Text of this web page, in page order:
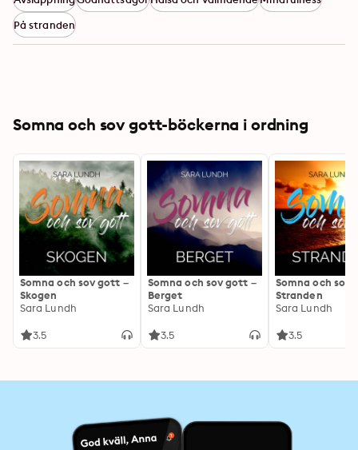
På stranden
Somna och sov gott-böckerna i ordning
Somna och sov gott –
Skogen
Sara Lundh
3.5
Somna och sov gott –
Berget
Sara Lundh
3.5
Somna och sov
Stranden
Sara Lundh
3.5